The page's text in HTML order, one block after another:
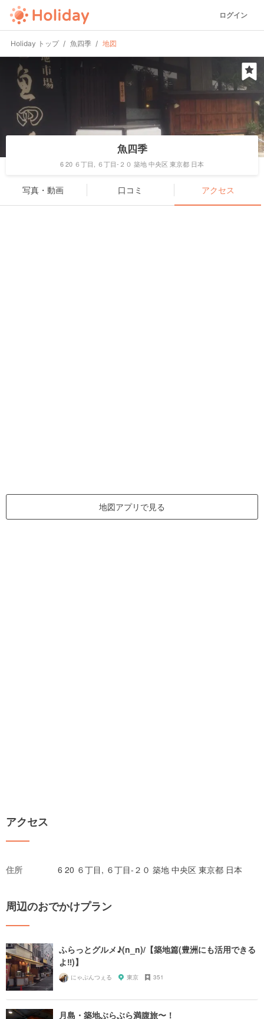
ログイン
Holiday トップ 魚四季 地図
魚四季
6 20 ６丁目, ６丁目-２０ 築地 中央区 東京都 日本
写真・動画 口コミ アクセス
地図アプリで見る
アクセス
住所 6 20 ６丁目, ６丁目-２０ 築地 中央区 東京都 日本
周辺のおでかけプラン
ふらっとグルメ♪(n_n)/【築地篇(豊洲にも活用できる
よ‼︎)】
にゃぷんつぇる 東京 351
月島・築地ぶらぶら満腹旅〜！